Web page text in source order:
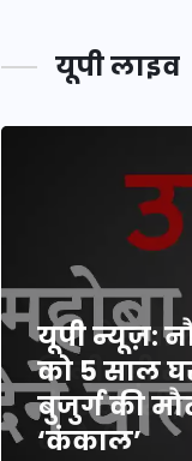
यूपी लाइव
यूपी लेखपाल
मिली बड़ी
बंपर वैकेंसी,
कटौती